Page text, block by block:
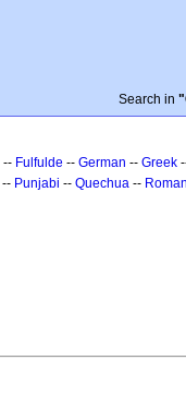
Search in
-- Fulfulde -- German -- Greek
-- Punjabi -- Quechua --